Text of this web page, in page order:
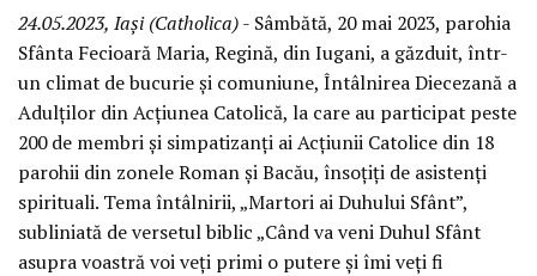
24.05.2023, Iași (Catholica)- Sâmbătă, 20 mai 2023, parohia
Sfânta Fecioară Maria, Regină, din Iugani, a găzduit, într-
un climat de bucurie și comuniune, Întâlnirea Diecezană a
Adulților din Acțiunea Catolică, la care au participat peste
200 de membri și simpatizanți ai Acțiunii Catolice din 18
parohii din zonele Roman și Bacău, însoțiți de asistenți
spirituali. Tema întâlnirii, „Martori ai Duhului Sfânt”,
subliniată de versetul biblic „Când va veni Duhul Sfânt
asupra voastră voi veți primi o putere și îmi veți fi